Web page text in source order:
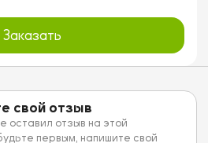
Заказать
свой отзыв
оставил отзыв на этой
первым, напишите свой